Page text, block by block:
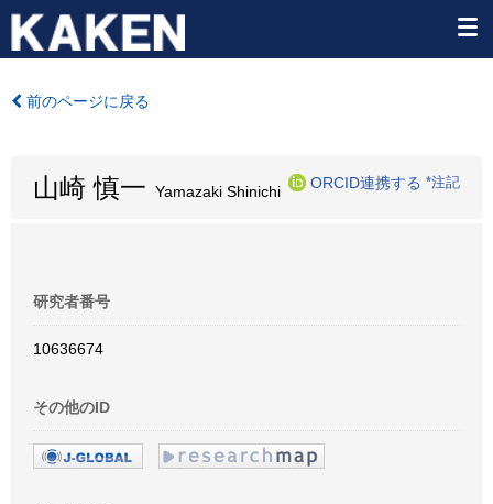
前のページに戻る
山崎 慎一 Yamazaki Shinichi
ORCID連携する *注記
研究者番号
10636674
その他のID